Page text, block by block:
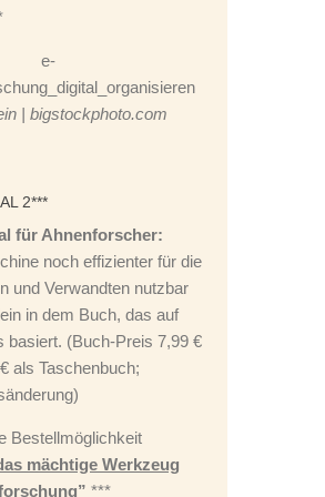
| bigstockphoto.com
2***
für Ahnenforscher:
noch effizienter für die
und Verwandten nutzbar
in dem Buch, das auf
basiert. (Buch-Preis 7,99 €
als Taschenbuch;
Bestellmöglichkeit
mächtige Werkzeug
***